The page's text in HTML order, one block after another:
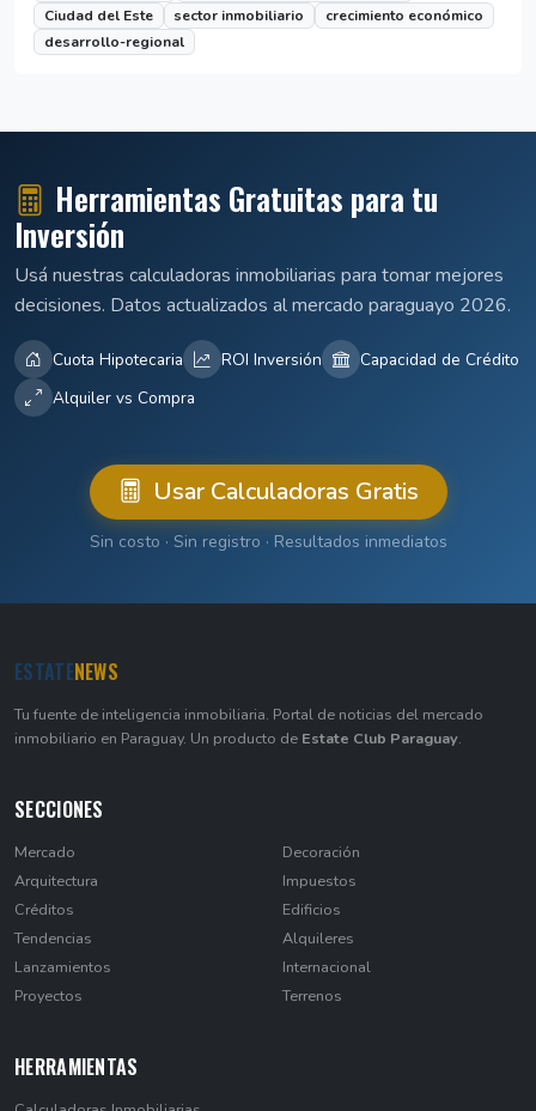
Ciudad del Este
sector inmobiliario
crecimiento económico
desarrollo-regional
Herramientas Gratuitas para tu
Inversión
Usá nuestras calculadoras inmobiliarias para tomar mejores
decisiones. Datos actualizados al mercado paraguayo 2026.
Cuota Hipotecaria ROI Inversión
Capacidad de Crédito
Alquiler vs Compra
Usar Calculadoras Gratis
Sin costo · Sin registro · Resultados inmediatos
ESTATENEWS
Tu fuente de inteligencia inmobiliaria. Portal de noticias del mercado
inmobiliario en Paraguay. Un producto de Estate Club Paraguay.
SECCIONES
Mercado
Arquitectura
Créditos
Tendencias
Lanzamientos
Proyectos
Decoración
Impuestos
Edificios
Alquileres
Internacional
Terrenos
HERRAMIENTAS